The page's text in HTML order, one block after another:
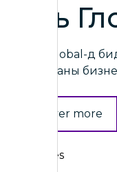
Мүүрь
Moore Global-д
бөгөөд таны
Discover more